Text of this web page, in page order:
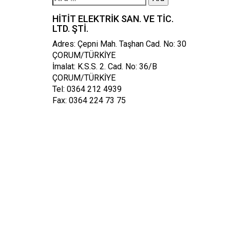
HITIT ELEKTRIK SAN. VE TIC.
LTD. ŞTI.
Adres: Çepni Mah. Taşhan Cad. No: 30
ÇORUM/TÜRKİYE
İmalat: K.S.S. 2. Cad. No: 36/B
ÇORUM/TÜRKİYE
Tel: 0364 212 4939
Fax: 0364 224 73 75